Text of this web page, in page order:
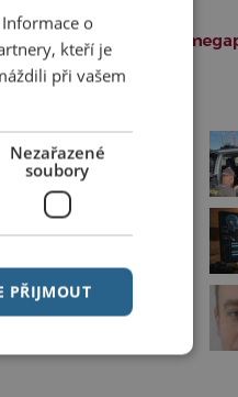
porno už je trestný čin.
řeší další případ
může být v ohrožení
o
kteří je
při vašem
Nezařazené
soubory
PŘIJMOUT